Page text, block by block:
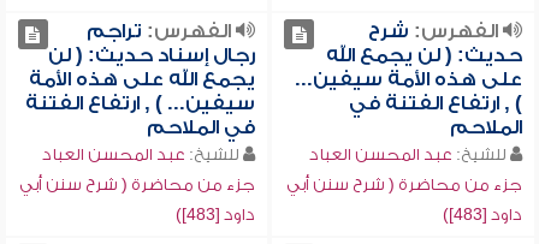
الفهرس: شرح
حديث: ( لن يجمع الله
على هذه الأمة سيفين...
) , ارتفاع الفتنة في
الملاحم
للشيخ: عبد المحسن العباد
جزء من محاضرة ( شرح سنن أبي
داود [483])
الفهرس: تراجم
رجال إسناد حديث: ( لن
يجمع الله على هذه الأمة
سيفين... ) , ارتفاع الفتنة
في الملاحم
للشيخ: عبد المحسن العباد
جزء من محاضرة ( شرح سنن أبي
داود [483])